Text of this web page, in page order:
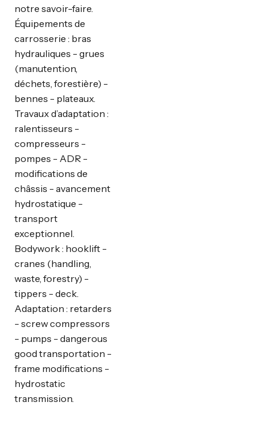
notre savoir-faire.
Équipements de
carrosserie : bras
hydrauliques - grues
(manutention,
déchets, forestière) -
bennes - plateaux.
Travaux d’adaptation :
ralentisseurs -
compresseurs -
pompes - ADR -
modifications de
châssis - avancement
hydrostatique -
transport
exceptionnel.
Bodywork : hooklift -
cranes (handling,
waste, forestry) -
tippers - deck.
Adaptation : retarders
- screw compressors
- pumps - dangerous
good transportation -
frame modifications -
hydrostatic
transmission.